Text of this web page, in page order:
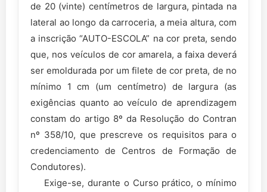
de 20 (vinte) centímetros de largura, pintada na
lateral ao longo da carroceria, a meia altura, com
a inscrição “AUTO-ESCOLA” na cor preta, sendo
que, nos veículos de cor amarela, a faixa deverá
ser emoldurada por um filete de cor preta, de no
mínimo 1 cm (um centímetro) de largura (as
exigências quanto ao veículo de aprendizagem
constam do artigo 8º da Resolução do Contran
nº 358/10, que prescreve os requisitos para o
credenciamento de Centros de Formação de
Condutores).
Exige-se, durante o Curso prático, o mínimo